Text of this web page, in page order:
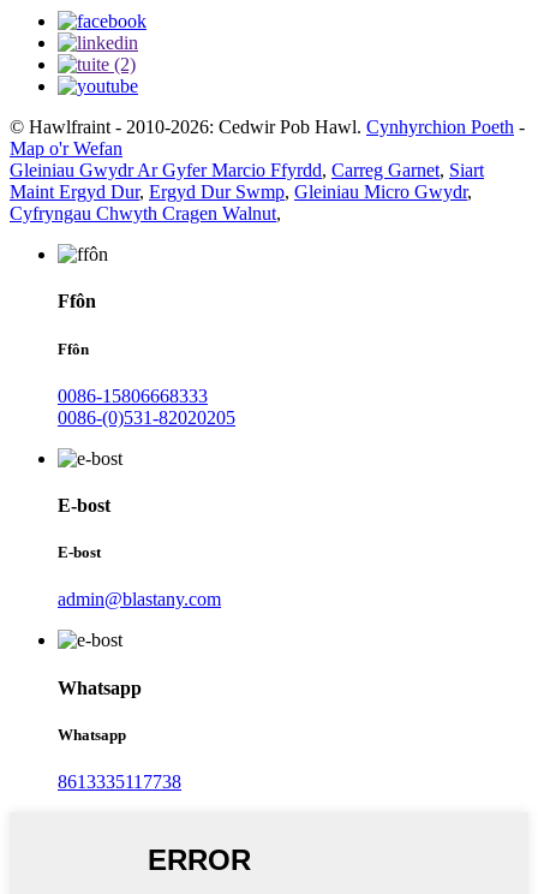
© Hawlfraint - 2010-2026: Cedwir Pob Hawl. Cynhyrchion Poeth -
Map o'r Wefan
Gleiniau Gwydr Ar Gyfer Marcio Ffyrdd, Carreg Garnet, Siart
Maint Ergyd Dur, Ergyd Dur Swmp, Gleiniau Micro Gwydr,
Cyfryngau Chwyth Cragen Walnut,
Ffôn
Ffôn
0086-15806668333
0086-(0)531-82020205
E-bost
E-bost
admin@blastany.com
Whatsapp
Whatsapp
8613335117738